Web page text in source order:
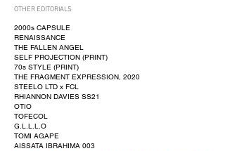
OTHER EDITORIALS
2000s CAPSULE
RENAISSANCE
THE FALLEN ANGEL
SELF PROJECTION (PRINT)
70s STYLE (PRINT)
THE FRAGMENT EXPRESSION, 2020
STEELO LTD x FCL
RHIANNON DAVIES SS21
OTIO
TOFECOL
G.L.L.L.O
TOMI AGAPE
AISSATA IBRAHIMA 003